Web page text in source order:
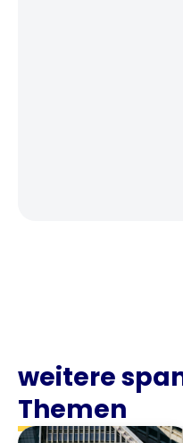
weitere
Themen